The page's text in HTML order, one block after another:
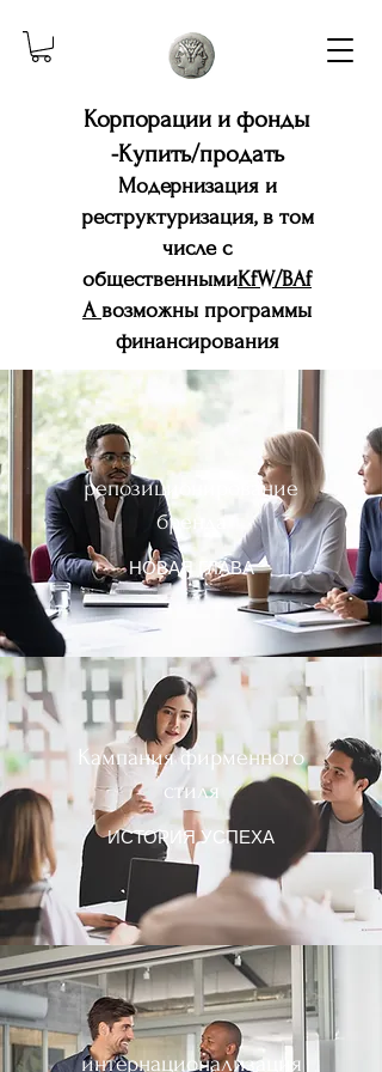
Корпорации и фонды
-Купить/продать
Модернизация и
реструктуризация, в том
числе с
общественнымиKfW/BAf
Aвозможны программы
финансирования
репозиционирование
бренда
НОВАЯ ГЛАВА
Кампания фирменного
стиля
ИСТОРИЯ УСПЕХА
интернационализация